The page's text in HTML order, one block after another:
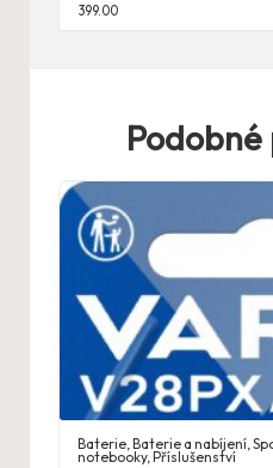
399.00
Baterie,Baterie a nabíjení,
notebooky,Příslušenství